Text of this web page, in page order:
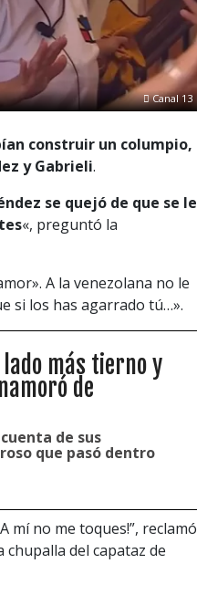
Canal 13
construir un columpio,
y Gabrieli.
se quejó de que se le
«, preguntó la
A la venezolana no le
si los has agarrado tú…».
más tierno y
de
de sus
que pasó dentro
mí no me toques!”, reclamó
chupalla del capataz de